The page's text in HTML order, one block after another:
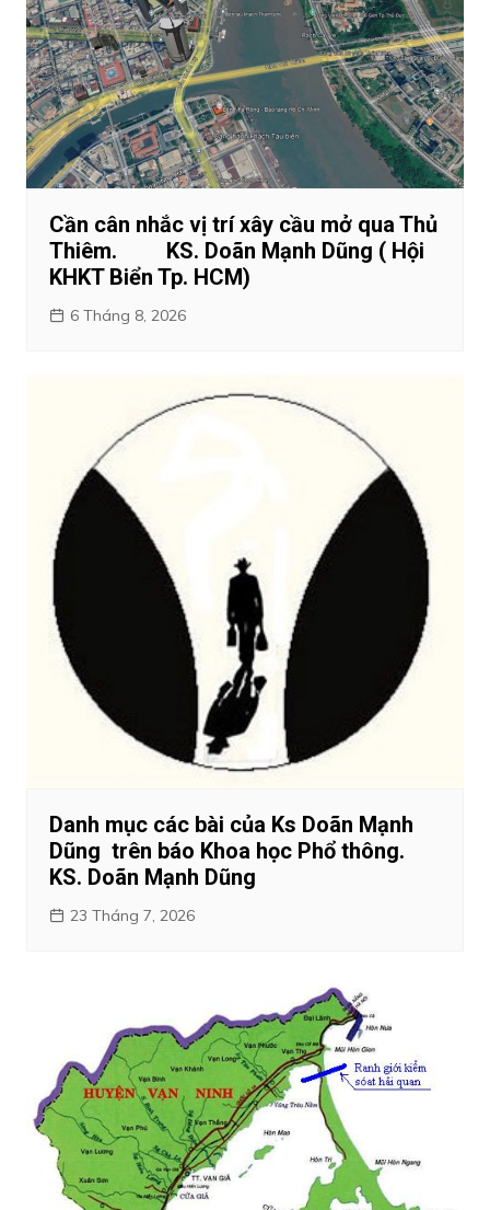
Cần cân nhắc vị trí xây cầu mở qua Thủ
Thiêm. KS. Doãn Mạnh Dũng ( Hội
KHKT Biển Tp. HCM)
6 Tháng 8, 2026
Danh mục các bài của Ks Doãn Mạnh
Dũng trên báo Khoa học Phổ thông.
KS. Doãn Mạnh Dũng
23 Tháng 7, 2026